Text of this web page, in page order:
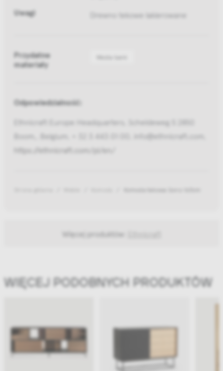
Uwagi Drewno tekowe lakierowane
Przydatne
materiały
Media bank
Odpowiedzialność:
Ethnicraft Europe Headquarters, Scheldeweg 5 2850
Boom,, Belgium, + 32 3 443 01 00, info@ethnicraft.com,
https://ethnicraft.com/pl/en/
Więcej produktów:
WIĘCEJ PODOBNYCH PRODUKTÓW